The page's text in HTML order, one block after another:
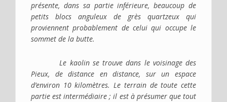
présente, dans sa partie inférieure, beaucoup de
petits blocs anguleux de grès quartzeux qui
proviennent probablement de celui qui occupe le
sommet de la butte.
Le kaolin se trouve dans le voisinage des
Pieux, de distance en distance, sur un espace
d’environ 10 kilomètres. Le terrain de toute cette
partie est intermédiaire ; il est à présumer que tout